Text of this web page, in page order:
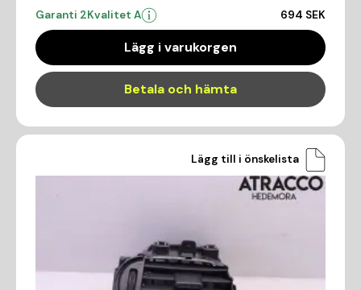
Garanti 2Kvalitet A 694 SEK
Lägg i varukorgen
Betala och hämta
Lägg till i önskelista